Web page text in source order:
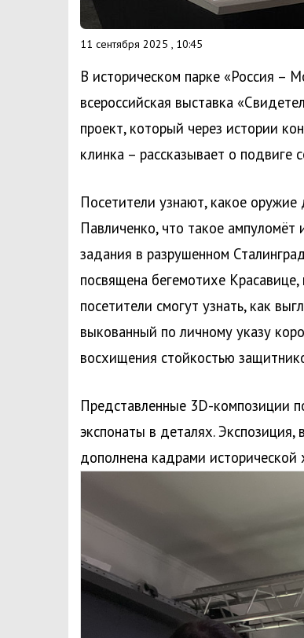
11 сентября 2025 , 10:45
В историческом парке «Россия –
всероссийская выставка
проект, который через истории
клинка – рассказывает о подвиге
Посетители узнают, какое
Павличенко, что такое
задания в разрушенном
посвящена бегемотихе
посетители смогут узнать, как
выкованный по личному указу
восхищения стойкостью
Представленные 3D-композиции
экспонаты в деталях.
дополнена кадрами исторической